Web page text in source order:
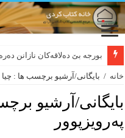
بورجە بێ دەلاقەکان نازانن
خانه / بایگانی/آرشیو برچسب ها : چیا
بایگانی/آرشیو
پەرویزپوور